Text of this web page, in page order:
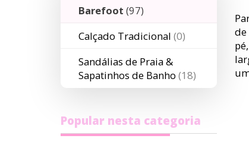
Barefoot (97)
Calçado Tradicional (0)
Sandálias de Praia &
Sapatinhos de Banho (18)
Popular nesta categoria
de